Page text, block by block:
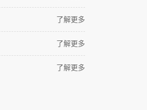
了解更多
了解更多
了解更多